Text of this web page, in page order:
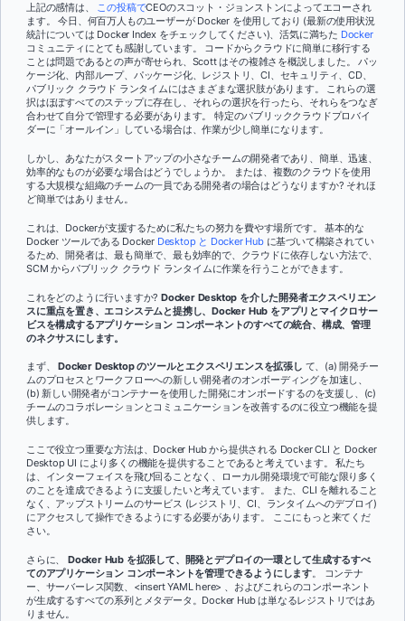
上記の感情は、 この投稿でCEOのスコット・ジョンストンによってエコーされ
ます。 今日、何百万人ものユーザーが Docker を使用しており (最新の使用状況
統計については Docker Index をチェックしてください)、活気に満ちた Docker
コミュニティにとても感謝しています。 コードからクラウドに簡単に移行する
ことは問題であるとの声が寄せられ、Scott はその複雑さを概説しました。 パッ
ケージ化、内部ループ、パッケージ化、レジストリ、CI、セキュリティ、CD、
パブリック クラウド ランタイムにはさまざまな選択肢があります。 これらの選
択はほぼすべてのステップに存在し、それらの選択を行ったら、それらをつなぎ
合わせて自分で管理する必要があります。 特定のパブリッククラウドプロバイ
ダーに「オールイン」している場合は、作業が少し簡単になります。
しかし、あなたがスタートアップの小さなチームの開発者であり、簡単、迅速、
効率的なものが必要な場合はどうでしょうか。 または、複数のクラウドを使用
する大規模な組織のチームの一員である開発者の場合はどうなりますか? それほ
ど簡単ではありません。
これは、Dockerが支援するために私たちの努力を費やす場所です。 基本的な
Docker ツールである Docker Desktop と Docker Hubに基づいて構築されてい
るため、開発者は、最も簡単で、最も効率的で、クラウドに依存しない方法で、
SCM からパブリック クラウド ランタイムに作業を行うことができます。
これをどのように行いますか?Docker Desktop を介した開発者エクスペリエン
スに重点を置き、エコシステムと提携し、Docker Hub をアプリとマイクロサー
ビスを構成するアプリケーション コンポーネントのすべての統合、構成、管理
のネクサスにします。
まず、Docker Desktop のツールとエクスペリエンスを拡張し て、(a) 開発チー
ムのプロセスとワークフローへの新しい開発者のオンボーディングを加速し、
(b) 新しい開発者がコンテナーを使用した開発にオンボードするのを支援し、(c)
チームのコラボレーションとコミュニケーションを改善するのに役立つ機能を提
供します。
ここで役立つ重要な方法は、Docker Hub から提供される Docker CLI と Docker
Desktop UI により多くの機能を提供することであると考えています。 私たち
は、インターフェイスを飛び回ることなく、ローカル開発環境で可能な限り多く
のことを達成できるように支援したいと考えています。 また、CLI を離れること
なく、アップストリームのサービス (レジストリ、CI、ランタイムへのデプロイ)
にアクセスして操作できるようにする必要があります。 ここにもっと来てくだ
さい。
さらに、 Docker Hub を拡張して、開発とデプロイの一環として生成するすべ
てのアプリケーション コンポーネントを管理できるようにします。 コンテナ
ー、サーバーレス関数、<insert YAML here> 、およびこれらのコンポーネント
が生成するすべての系列とメタデータ。Docker Hub は単なるレジストリではあ
りません。